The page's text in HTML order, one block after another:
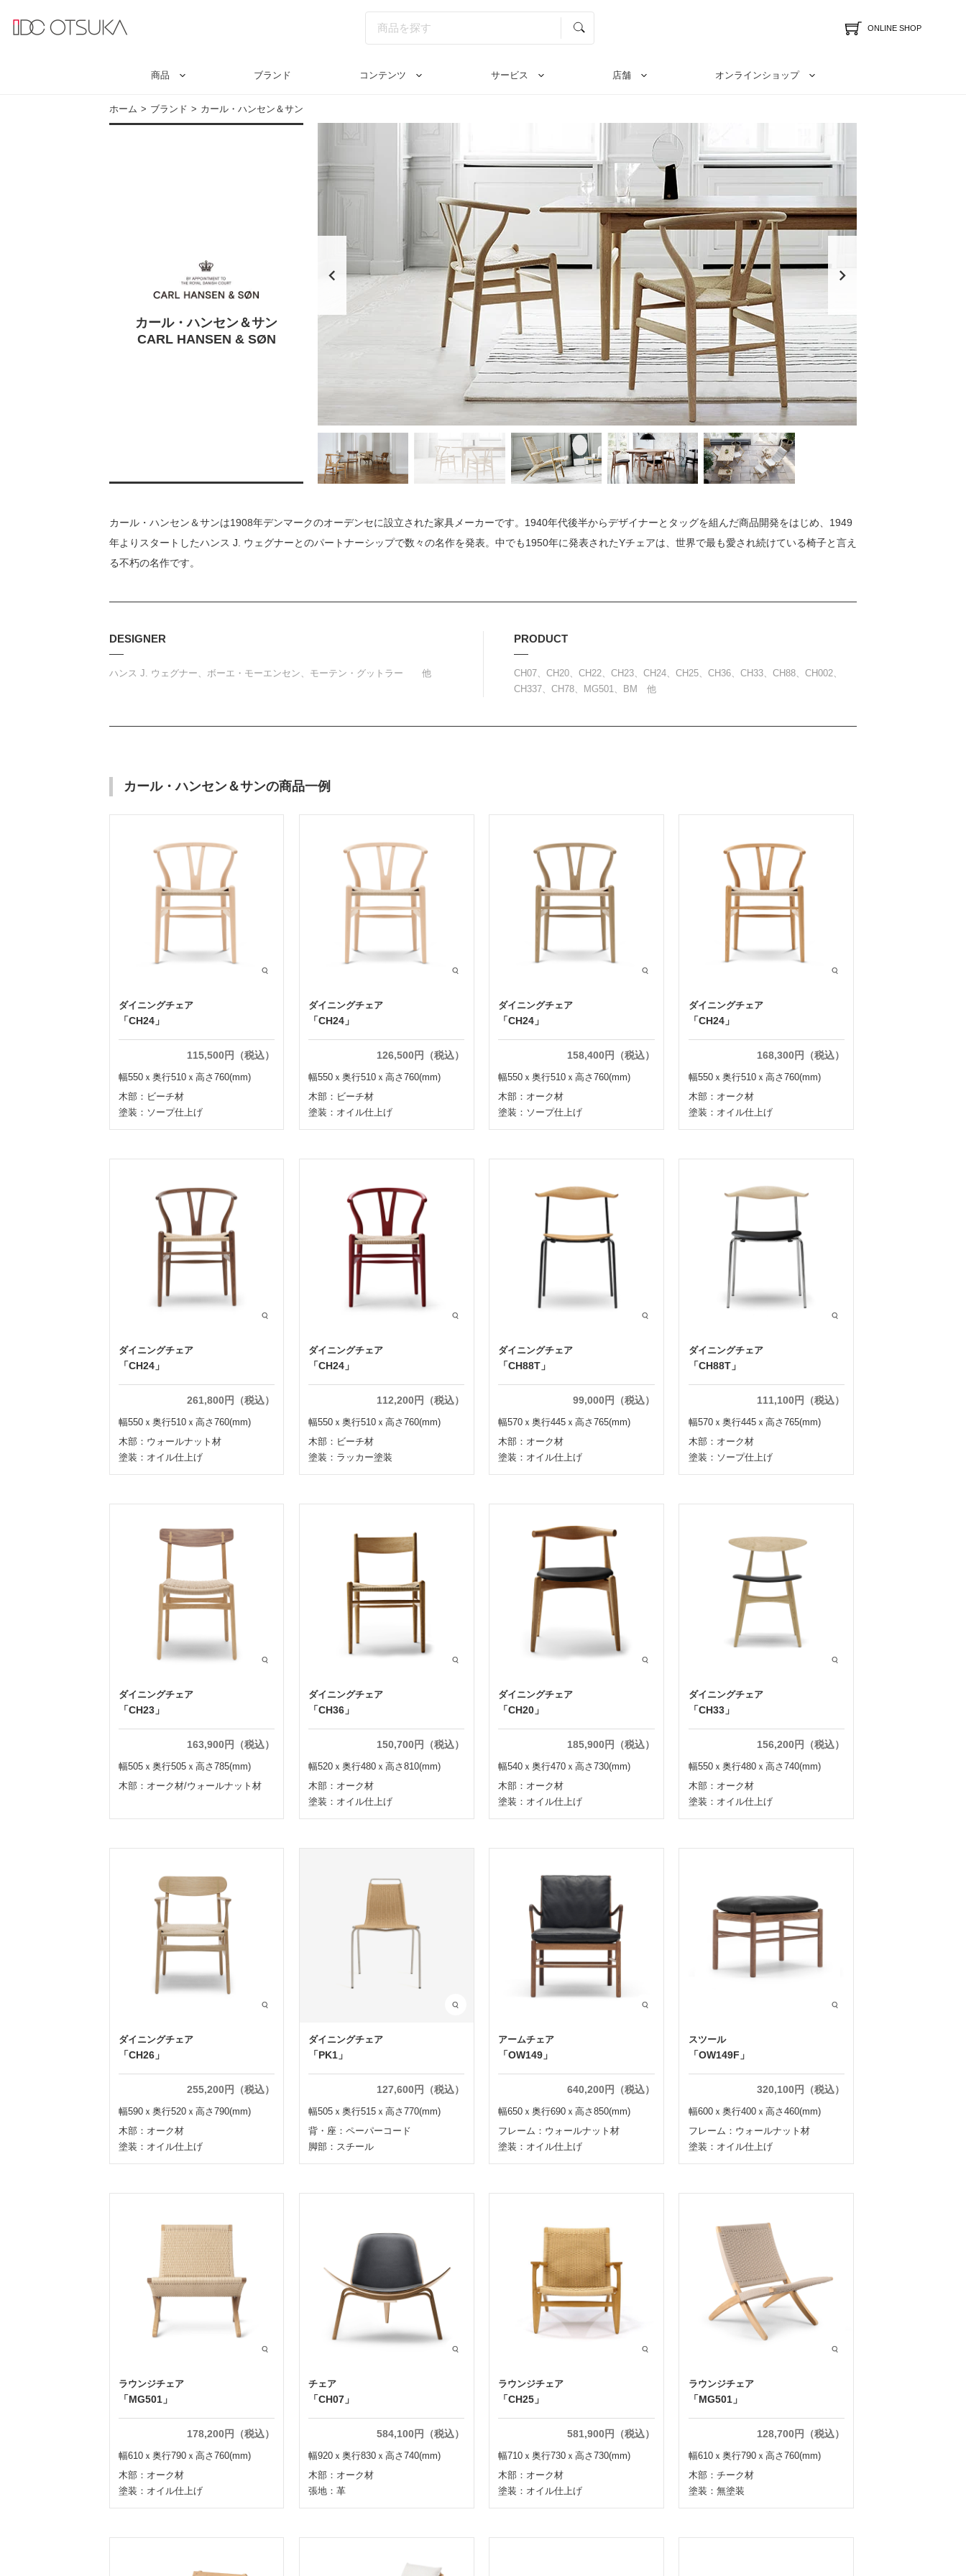
ONLINE SHOP
商品 ブランド コンテンツ サービス 店舗 オンラインショップ
ホーム ブランド カール・ハンセン＆サン
カール・ハンセン＆サン
CARL HANSEN & SØN
カール・ハンセン＆サンは1908年デンマークのオーデンセに設立された家具メーカーです。1940年代後半からデザイナーとタッグを組んだ商品開発をはじめ、1949
年よりスタートしたハンス J. ウェグナーとのパートナーシップで数々の名作を発表。中でも1950年に発表されたYチェアは、世界で最も愛され続けている椅子と言え
る不朽の名作です。
DESIGNER
ハンス J. ウェグナー、ボーエ・モーエンセン、モーテン・グットラー 他
PRODUCT
CH07、CH20、CH22、CH23、CH24、CH25、CH36、CH33、CH88、CH002、
CH337、CH78、MG501、BM 他
カール・ハンセン＆サンの商品一例
ダイニングチェア
「CH24」
115,500円（税込）
幅550ｘ奥行510ｘ高さ760(mm)
木部：ビーチ材
塗装：ソープ仕上げ
ダイニングチェア
「CH24」
126,500円（税込）
幅550ｘ奥行510ｘ高さ760(mm)
木部：ビーチ材
塗装：オイル仕上げ
ダイニングチェア
「CH24」
158,400円（税込）
幅550ｘ奥行510ｘ高さ760(mm)
木部：オーク材
塗装：ソープ仕上げ
ダイニングチェア
「CH24」
168,300円（税込）
幅550ｘ奥行510ｘ高さ760(mm)
木部：オーク材
塗装：オイル仕上げ
ダイニングチェア
「CH24」
261,800円（税込）
幅550ｘ奥行510ｘ高さ760(mm)
木部：ウォールナット材
塗装：オイル仕上げ
ダイニングチェア
「CH24」
112,200円（税込）
幅550ｘ奥行510ｘ高さ760(mm)
木部：ビーチ材
塗装：ラッカー塗装
ダイニングチェア
「CH88T」
99,000円（税込）
幅570ｘ奥行445ｘ高さ765(mm)
木部：オーク材
塗装：オイル仕上げ
ダイニングチェア
「CH88T」
111,100円（税込）
幅570ｘ奥行445ｘ高さ765(mm)
木部：オーク材
塗装：ソープ仕上げ
ダイニングチェア
「CH23」
163,900円（税込）
幅505ｘ奥行505ｘ高さ785(mm)
木部：オーク材/ウォールナット材
ダイニングチェア
「CH36」
150,700円（税込）
幅520ｘ奥行480ｘ高さ810(mm)
木部：オーク材
塗装：オイル仕上げ
ダイニングチェア
「CH20」
185,900円（税込）
幅540ｘ奥行470ｘ高さ730(mm)
木部：オーク材
塗装：オイル仕上げ
ダイニングチェア
「CH33」
156,200円（税込）
幅550ｘ奥行480ｘ高さ740(mm)
木部：オーク材
塗装：オイル仕上げ
ダイニングチェア
「CH26」
255,200円（税込）
幅590ｘ奥行520ｘ高さ790(mm)
木部：オーク材
塗装：オイル仕上げ
ダイニングチェア
「PK1」
127,600円（税込）
幅505ｘ奥行515ｘ高さ770(mm)
背・座：ペーパーコード
脚部：スチール
アームチェア
「OW149」
640,200円（税込）
幅650ｘ奥行690ｘ高さ850(mm)
フレーム：ウォールナット材
塗装：オイル仕上げ
スツール
「OW149F」
320,100円（税込）
幅600ｘ奥行400ｘ高さ460(mm)
フレーム：ウォールナット材
塗装：オイル仕上げ
ラウンジチェア
「MG501」
178,200円（税込）
幅610ｘ奥行790ｘ高さ760(mm)
木部：オーク材
塗装：オイル仕上げ
チェア
「CH07」
584,100円（税込）
幅920ｘ奥行830ｘ高さ740(mm)
木部：オーク材
張地：革
ラウンジチェア
「CH25」
581,900円（税込）
幅710ｘ奥行730ｘ高さ730(mm)
木部：オーク材
塗装：オイル仕上げ
ラウンジチェア
「MG501」
128,700円（税込）
幅610ｘ奥行790ｘ高さ760(mm)
木部：チーク材
塗装：無塗装